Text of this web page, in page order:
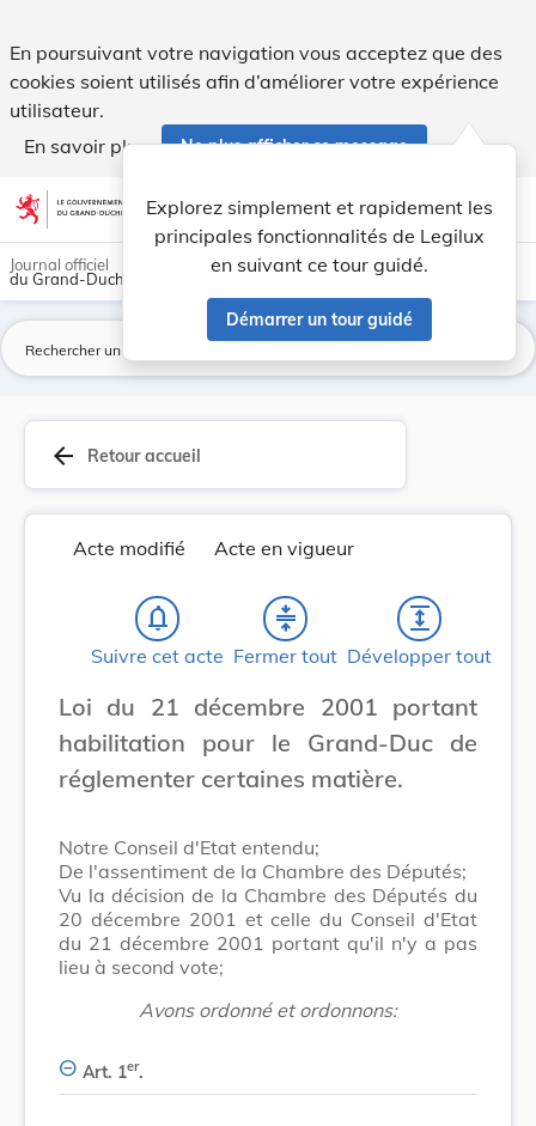
En poursuivant votre navigation vous acceptez que des
cookies soient utilisés afin d’améliorer votre expérience
utilisateur.
En savoir plus
Ne plus afficher ce message
Aller au contenu account_circle help Aide
Explorez simplement et rapidement les
principales fonctionnalités de Legilux
en suivant ce tour guidé.
Démarrer un tour guidé
light_mode dark_mode
Journal officiel
du Grand-Duché de Luxembourg
arrow_back Retour accueil
Acte modifié Acte en vigueur
notifications_none
Suivre cet acte
compress
Fermer tout
expand
Développer tout
Loi du 21 décembre 2001 portant
habilitation pour le Grand-Duc de
réglementer certaines matière.
Notre Conseil d'Etat entendu;
De l'assentiment de la Chambre des Députés;
Vu la décision de la Chambre des Députés du
20 décembre 2001 et celle du Conseil d'Etat
du 21 décembre 2001 portant qu'il n'y a pas
lieu à second vote;
Avons ordonné et ordonnons:
Art. 1er.